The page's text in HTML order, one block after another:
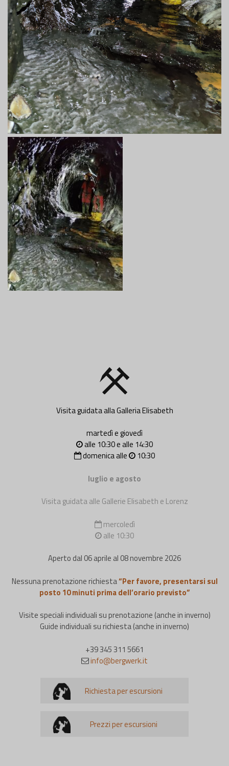
Visita guidata alla Galleria Elisabeth
martedì e giovedì
alle 10:30 e alle 14:30
domenica alle
10:30
luglio e agosto
Visita guidata alle Gallerie Elisabeth e Lorenz
mercoledì
alle 10:30
Aperto dal 06 aprile al 08 novembre 2026
Nessuna prenotazione richiesta“Per favore, presentarsi sul
posto 10 minuti prima dell’orario previsto”
Visite speciali individuali su prenotazione (anche in inverno)
Guide individuali su richiesta (anche in inverno)
+39 345 311 5661
info@bergwerk.it
Richiesta per escursioni
Prezzi per escursioni